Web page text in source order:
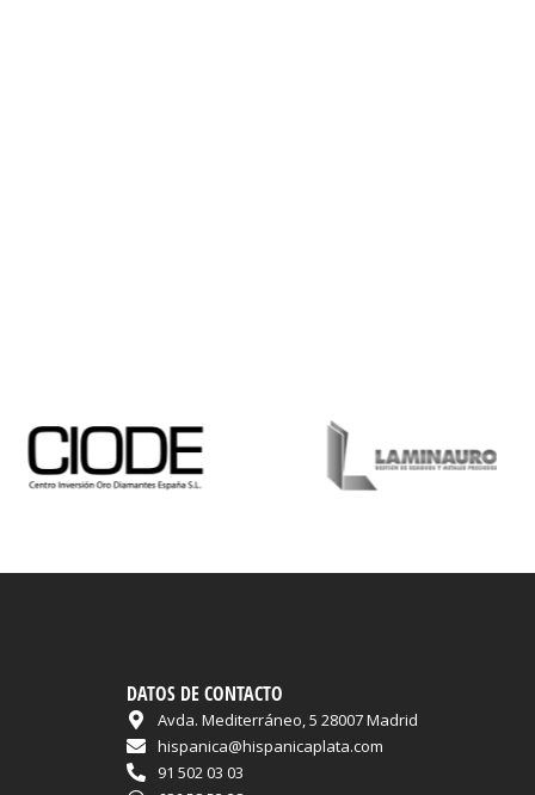
DATOS DE CONTACTO
Avda. Mediterráneo, 5 28007 Madrid
hispanica@hispanicaplata.com
91 502 03 03